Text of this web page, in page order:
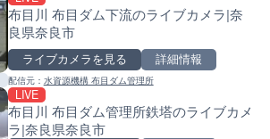
布目川 布目ダム下流のライブカメラ|奈
良県奈良市
ライブカメラを見る 詳細情報
配信元： 水資源機構 布目ダム管理所
LIVE
布目川 布目ダム管理所鉄塔のライブカメ
ラ|奈良県奈良市